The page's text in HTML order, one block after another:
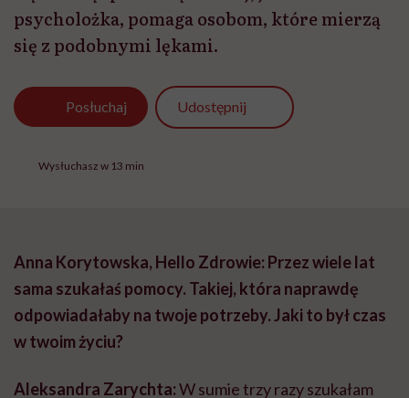
psycholożka, pomaga osobom, które mierzą
się z podobnymi lękami.
Posłuchaj Udostępnij
Wysłuchasz w 13 min
Anna Korytowska, Hello Zdrowie: Przez wiele lat
sama szukałaś pomocy. Takiej, która naprawdę
odpowiadałaby na twoje potrzeby. Jaki to był czas
w twoim życiu?
Aleksandra Zarychta:W sumie trzy razy szukałam